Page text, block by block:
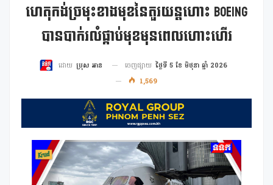
ហេតុកង់ច្រមុះខាងមុខនៃតួរយន្តហោះ Boeing
បានបាក់រលំផ្កាប់មុខមុនពេលហោះហើរ
ដោយ ប្រុស អាន ចេញផ្សាយ ថ្ងៃទី 5 ខែ មិថុនា ឆ្នាំ 2026
1,569